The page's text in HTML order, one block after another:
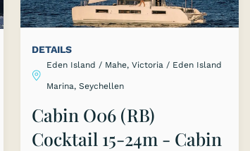
DETAILS
Eden Island / Mahe, Victoria / Eden Island
Marina, Seychellen
Cabin O06 (RB)
Cocktail 15-24m - Cabin